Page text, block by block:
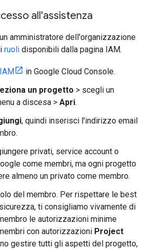
all'assistenza
amministratore dell'organizzazione
ruoli disponibili dalla pagina IAM.
in Google Cloud Console.
un progetto > scegli un
a discesa > Apri.
, quindi inserisci l'indirizzo email
privati, service account o
come membri, ma ogni progetto
almeno un privato come membro.
del membro. Per rispettare le best
ti consigliamo vivamente di
le autorizzazioni minime
con autorizzazioni Project
gestire tutti gli aspetti del progetto,